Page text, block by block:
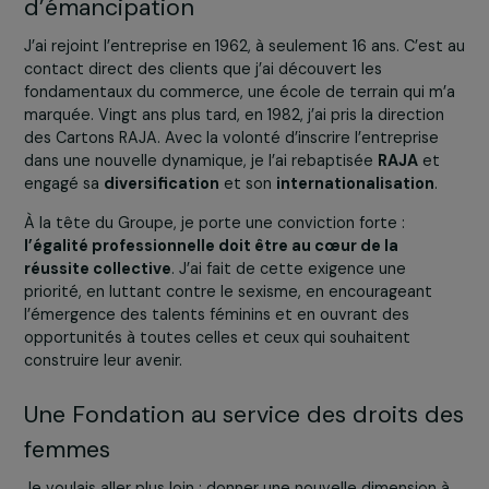
auprès de cette figure de femme dirigeante, portée
conviction profonde que les femmes ont du talent, des
compétences et un véritable pouvoir d’agir. Cet
façonné ma propre vision de l’engagement et de la
responsabilité.
L’entreprise comme levier
d’émancipation
J’ai rejoint l’entreprise en 1962, à seulement 16 ans.
contact direct des clients que j’ai découvert les
fondamentaux du commerce, une école de terrain qui
marquée. Vingt ans plus tard, en 1982, j’ai pris la
des Cartons RAJA. Avec la volonté d’inscrire l’entreprise
engagé sadiversificationet son internationalisation
À la tête du Groupe, je porte une conviction forte :